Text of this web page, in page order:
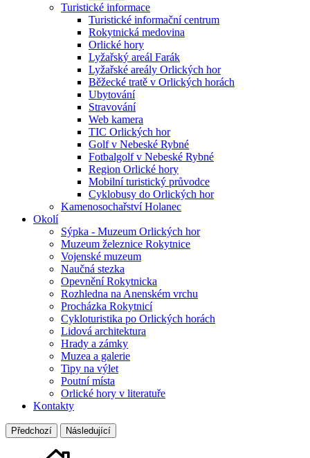
Turistické informace
Turistické informační centrum
Rokytnická medovina
Orlické hory
Lyžařský areál Farák
Lyžařské areály Orlických hor
Běžecké tratě v Orlických horách
Ubytování
Stravování
Web kamera
TIC Orlických hor
Golf v Nebeské Rybné
Fotbalgolf v Nebeské Rybné
Region Orlické hory
Mobilní turistický průvodce
Cyklobusy do Orlických hor
Kamenosochařství Holanec
Okolí
Sýpka - Muzeum Orlických hor
Muzeum železnice Rokytnice
Vojenské muzeum
Naučná stezka
Opevnění Rokytnicka
Rozhledna na Anenském vrchu
Procházka Rokytnicí
Cykloturistika po Orlických horách
Lidová architektura
Hrady a zámky
Muzea a galerie
Tipy na výlet
Poutní místa
Orlické hory v literatuře
Kontakty
Předchozí Následující